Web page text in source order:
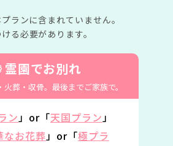
ランに含まれていません。
る必要があります。
霊園でお別れ
葬・収骨。 最後までご家族で。
ン」or「天国プラン」
なお花葬」or「極プラ